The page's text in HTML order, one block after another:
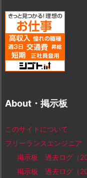
About・掲示板
このサイトについて
フリーランスエンジニ
掲示板 過去ログ（
掲示板 過去ログ（